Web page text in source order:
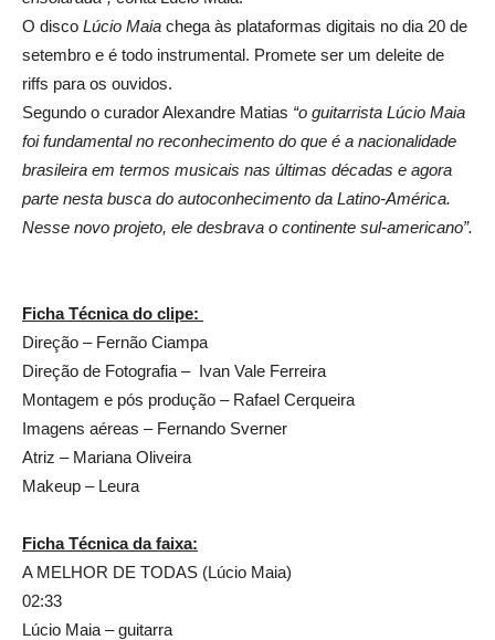
O disco Lúcio Maia chega às plataformas digitais no dia 20 de
setembro e é todo instrumental. Promete ser um deleite de
riffs para os ouvidos.
Segundo o curador Alexandre Matias “o guitarrista Lúcio Maia
foi fundamental no reconhecimento do que é a nacionalidade
brasileira em termos musicais nas últimas décadas e agora
parte nesta busca do autoconhecimento da Latino-América.
Nesse novo projeto, ele desbrava o continente sul-americano”.
Ficha Técnica do clipe:
Direção – Fernão Ciampa
Direção de Fotografia – Ivan Vale Ferreira
Montagem e pós produção – Rafael Cerqueira
Imagens aéreas – Fernando Sverner
Atriz – Mariana Oliveira
Makeup – Leura
Ficha Técnica da faixa:
A MELHOR DE TODAS (Lúcio Maia)
02:33
Lúcio Maia – guitarra